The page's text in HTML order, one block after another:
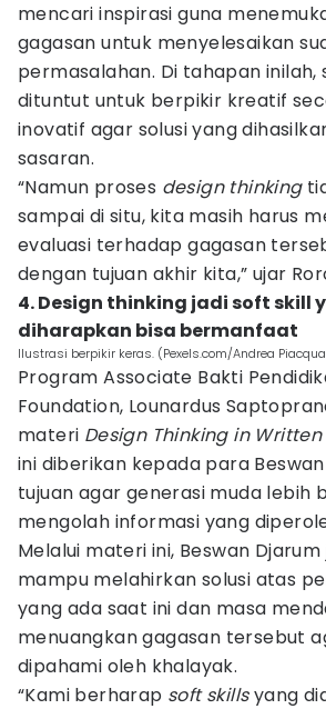
mencari inspirasi guna
gagasan untuk menyelesaikan
permasalahan. Di tahapan inilah,
dituntut untuk berpikir kreatif
inovatif agar solusi yang
sasaran.
“Namun proses design thinking
sampai di situ, kita masih harus
evaluasi terhadap gagasan
dengan tujuan akhir kita,” ujar
4. Design thinking jadi soft skill
diharapkan bisa bermanfaat
Ilustrasi berpikir keras. (Pexels.com/Andrea
Program Associate Bakti
Foundation, Lounardus
materi Design Thinking in
ini diberikan kepada para
tujuan agar generasi muda lebih
mengolah informasi yang
Melalui materi ini, Beswan
mampu melahirkan solusi atas
yang ada saat ini dan masa
menuangkan gagasan tersebut
dipahami oleh khalayak.
“Kami berharap soft skillsyang